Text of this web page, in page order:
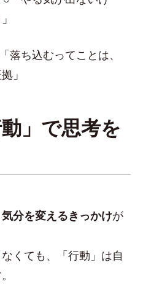
ち込むってことは、
」
」で思考を
気分を変えるきっかけが
くても、「行動」は自